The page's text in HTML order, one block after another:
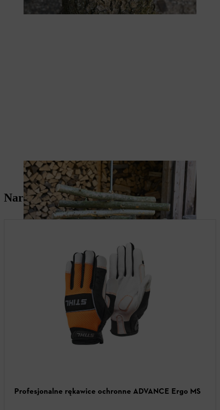
Gałęzie przesuną się po umieszczeniu na pręcie gwintowanym.
Narzędzia i środki ochrony osobistej
Profesjonalne rękawice ochronne ADVANCE Ergo MS